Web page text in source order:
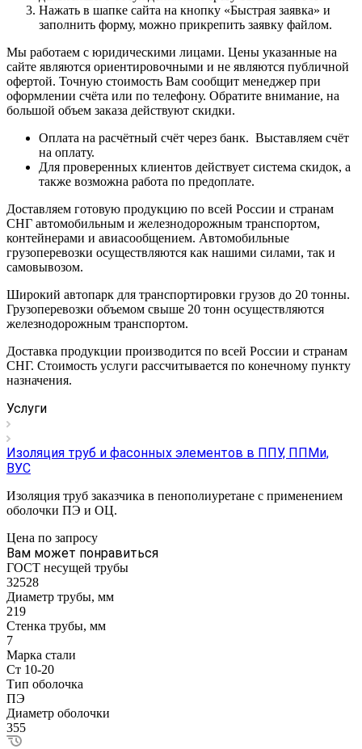
Нажать в шапке сайта на кнопку «Быстрая заявка» и
заполнить форму, можно прикрепить заявку файлом.
Мы работаем с юридическими лицами. Цены указанные на
сайте являются ориентировочными и не являются публичной
офертой. Точную стоимость Вам сообщит менеджер при
оформлении счёта или по телефону. Обратите внимание, на
большой объем заказа действуют скидки.
Оплата на расчётный счёт через банк. Выставляем счёт
на оплату.
Для проверенных клиентов действует система скидок, а
также возможна работа по предоплате.
Доставляем готовую продукцию по всей России и странам
СНГ автомобильным и железнодорожным транспортом,
контейнерами и авиасообщением. Автомобильные
грузоперевозки осуществляются как нашими силами, так и
самовывозом.
Широкий автопарк для транспортировки грузов до 20 тонны.
Грузоперевозки объемом свыше 20 тонн осуществляются
железнодорожным транспортом.
Доставка продукции производится по всей России и странам
СНГ. Стоимость услуги рассчитывается по конечному пункту
назначения.
Услуги
Изоляция труб и фасонных элементов в ППУ, ППМи,
ВУС
Изоляция труб заказчика в пенополиуретане с применением
оболочки ПЭ и ОЦ.
Цена по запросу
Вам может понравиться
ГОСТ несущей трубы
32528
Диаметр трубы, мм
219
Стенка трубы, мм
7
Марка стали
Ст 10-20
Тип оболочка
ПЭ
Диаметр оболочки
355